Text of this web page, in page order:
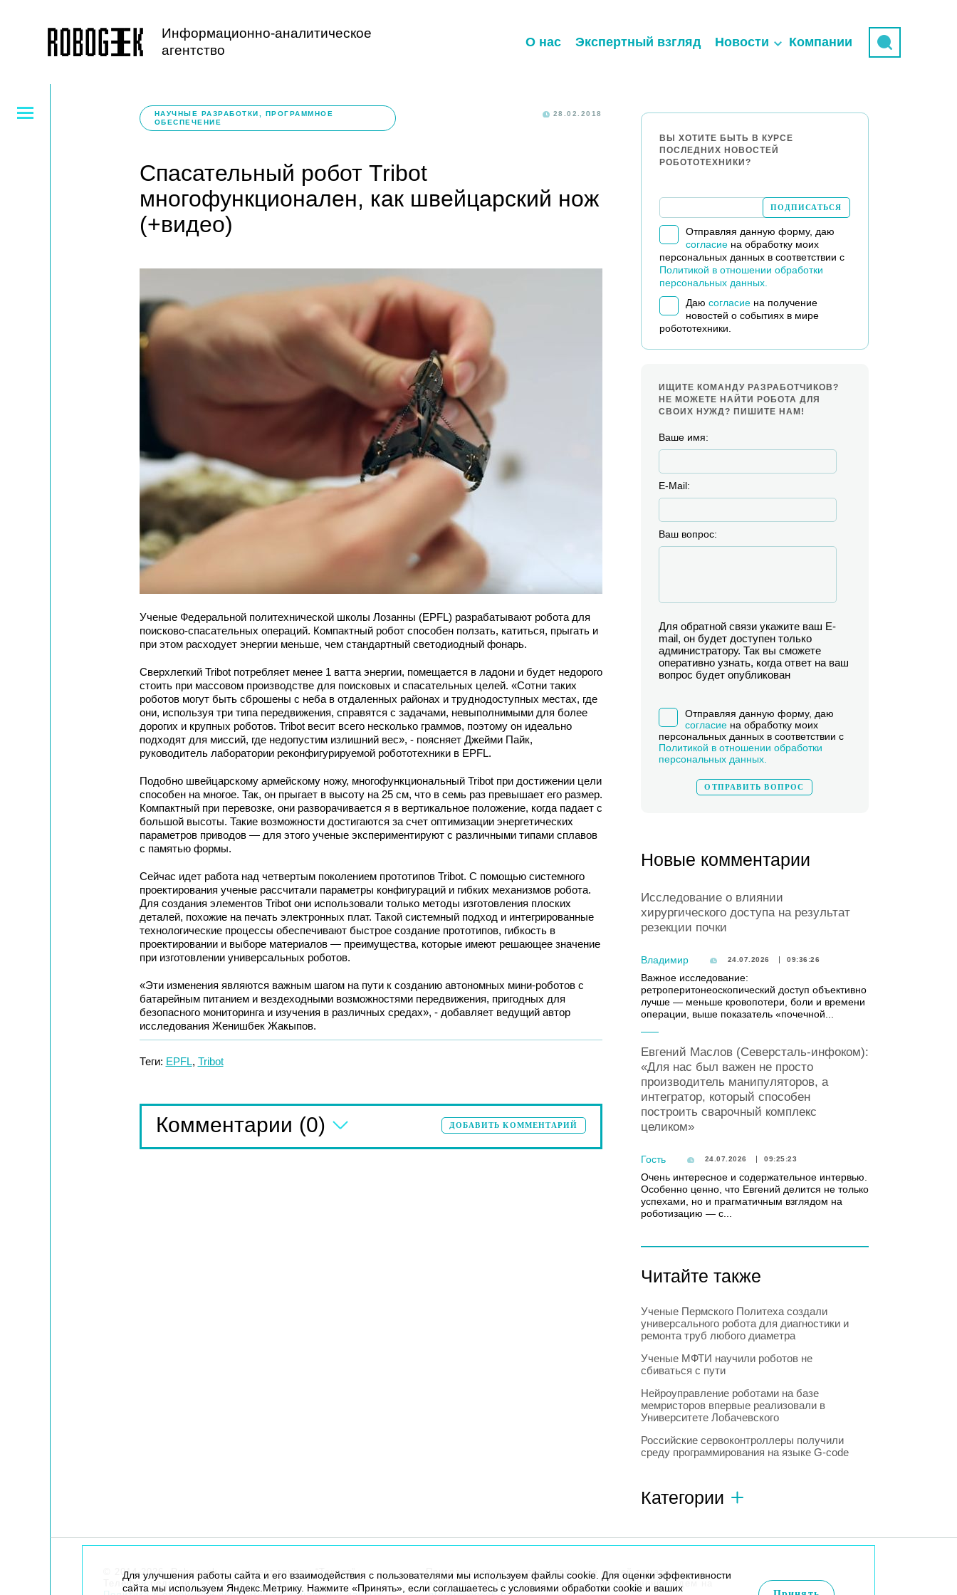
Информационно-аналитическое
агентство
О нас Экспертный взгляд Новости Компании
НАУЧНЫЕ РАЗРАБОТКИ, ПРОГРАММНОЕ
ОБЕСПЕЧЕНИЕ
28.02.2018
Спасательный робот Tribot
многофункционален, как швейцарский нож
(+видео)
Ученые Федеральной политехнической школы Лозанны (EPFL) разрабатывают робота для
поисково-спасательных операций. Компактный робот способен ползать, катиться, прыгать и
при этом расходует энергии меньше, чем стандартный светодиодный фонарь.
Сверхлегкий Tribot потребляет менее 1 ватта энергии, помещается в ладони и будет недорого
стоить при массовом производстве для поисковых и спасательных целей. «Сотни таких
роботов могут быть сброшены с неба в отдаленных районах и труднодоступных местах, где
они, используя три типа передвижения, справятся с задачами, невыполнимыми для более
дорогих и крупных роботов. Tribot весит всего несколько граммов, поэтому он идеально
подходят для миссий, где недопустим излишний вес», - поясняет Джейми Пайк,
руководитель лаборатории реконфигурируемой робототехники в EPFL.
Подобно швейцарскому армейскому ножу, многофункциональный Tribot при достижении цели
способен на многое. Так, он прыгает в высоту на 25 см, что в семь раз превышает его размер.
Компактный при перевозке, они разворачивается я в вертикальное положение, когда падает с
большой высоты. Такие возможности достигаются за счет оптимизации энергетических
параметров приводов — для этого ученые экспериментируют с различными типами сплавов
с памятью формы.
Сейчас идет работа над четвертым поколением прототипов Tribot. С помощью системного
проектирования ученые рассчитали параметры конфигураций и гибких механизмов робота.
Для создания элементов Tribot они использовали только методы изготовления плоских
деталей, похожие на печать электронных плат. Такой системный подход и интегрированные
технологические процессы обеспечивают быстрое создание прототипов, гибкость в
проектировании и выборе материалов — преимущества, которые имеют решающее значение
при изготовлении универсальных роботов.
«Эти изменения являются важным шагом на пути к созданию автономных мини-роботов с
батарейным питанием и вездеходными возможностями передвижения, пригодных для
безопасного мониторинга и изучения в различных средах», - добавляет ведущий автор
исследования Женишбек Жакыпов.
Теги: EPFL, Tribot
Комментарии (0) ДОБАВИТЬ КОММЕНТАРИЙ
ВЫ ХОТИТЕ БЫТЬ В КУРСЕ
ПОСЛЕДНИХ НОВОСТЕЙ
РОБОТОТЕХНИКИ?
Отправляя данную форму, даю
согласиена обработку моих
персональных данных в соответствии с
Политикой в отношении обработки
персональных данных.
Даю согласиена получение
новостей о событиях в мире
робототехники.
ИЩИТЕ КОМАНДУ РАЗРАБОТЧИКОВ?
НЕ МОЖЕТЕ НАЙТИ РОБОТА ДЛЯ
СВОИХ НУЖД? ПИШИТЕ НАМ!
Ваше имя:
E-Mail:
Ваш вопрос:
Для обратной связи укажите ваш E-
mail, он будет доступен только
администратору. Так вы сможете
оперативно узнать, когда ответ на ваш
вопрос будет опубликован
Отправляя данную форму, даю
согласиена обработку моих
персональных данных в соответствии с
Политикой в отношении обработки
персональных данных.
Новые комментарии
Исследование о влиянии
хирургического доступа на результат
резекции почки
Владимир 24.07.2026 09:36:26
Важное исследование:
ретроперитонеоскопический доступ объективно
лучше — меньше кровопотери, боли и времени
операции, выше показатель «почечной...
Евгений Маслов (Северсталь-инфоком):
«Для нас был важен не просто
производитель манипуляторов, а
интегратор, который способен
построить сварочный комплекс
целиком»
Гость 24.07.2026 09:25:23
Очень интересное и содержательное интервью.
Особенно ценно, что Евгений делится не только
успехами, но и прагматичным взглядом на
роботизацию — с...
Читайте также
Ученые Пермского Политеха создали
универсального робота для диагностики и
ремонта труб любого диаметра
Ученые МФТИ научили роботов не
сбиваться с пути
Нейроуправление роботами на базе
мемристоров впервые реализовали в
Университете Лобачевского
Российские сервоконтроллеры получили
среду программирования на языке G-code
Категории
Искусственный интеллект 728
© 2014-2026. Robogeek.ru - проект группы “Текарт”.
Телефон редакции+7(495) 790-7591
Приглашения на соответствующие нашей тематике
мероприятия, пресс-релизы и другие сообщения ждем на
Для улучшения работы сайта и его взаимодействия с пользователями мы используем файлы cookie. Для оценки эффективности
сайта мы используем Яндекс.Метрику. Нажмите «Принять», если соглашаетесь с условиями обработки cookie и ваших